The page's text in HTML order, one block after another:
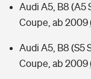
Audi A5, B8 (A5
Coupe, ab 2009
Audi A5, B8 (S5
Coupe, ab 2009